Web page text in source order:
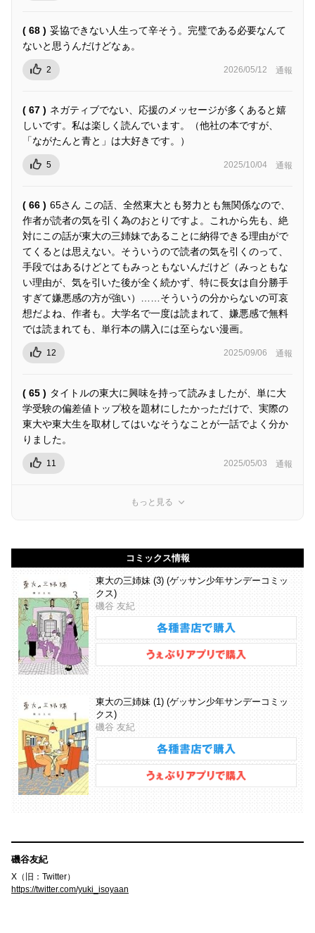
( 68 ) 妥協できない人生って辛そう。完璧である必要なんて
ないと思うんだけどなぁ。
2 2026/05/12 通報
( 67 ) ネガティブでない、応援のメッセージが多くあると嬉
しいです。私は楽しく読んでいます。（他社の本ですが、
「ながたんと青と」は大好きです。）
5 2025/10/04 通報
( 66 ) 65さん この話、全然東大とも努力とも無関係なので、
作者が読者の気を引く為のおとりですよ。これから先も、絶
対にこの話が東大の三姉妹であることに納得できる理由がで
てくるとは思えない。そういうので読者の気を引くのって、
手段ではあるけどとてもみっともないんだけど（みっともな
い理由が、気を引いた後が全く続かず、特に長女は自分勝手
すぎて嫌悪感の方が強い）……そういうの分からないの可哀
想だよね、作者も。大学名で一度は読まれて、嫌悪感で無料
では読まれても、単行本の購入には至らない漫画。
12 2025/09/06 通報
( 65 ) タイトルの東大に興味を持って読みましたが、単に大
学受験の偏差値トップ校を題材にしたかっただけで、実際の
東大や東大生を取材してはいなそうなことが一話でよく分か
りました。
11 2025/05/03 通報
もっと見る
コミックス情報
東大の三姉妹 (3) (ゲッサン少年サンデーコミッ
クス)
磯谷 友紀
東大の三姉妹 (1) (ゲッサン少年サンデーコミッ
クス)
磯谷 友紀
磯谷友紀
X（旧：Twitter）
https://twitter.com/yuki_isoyaan